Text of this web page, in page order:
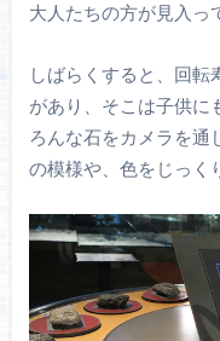
大人たちの方が見入っ
しばらくすると、回転
があり、そこは子供に
ろんな石をカメラを通
の模様や、色をじっく